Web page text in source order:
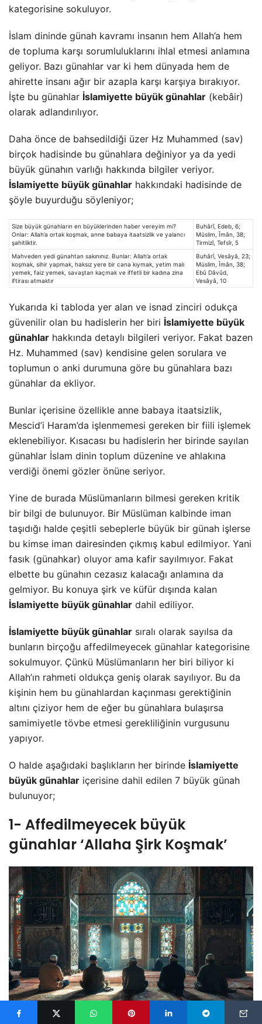
kategorisine sokuluyor.
İslam dininde günah kavramı insanın hem Allah’a hem
de topluma karşı sorumluluklarını ihlal etmesi anlamına
geliyor. Bazı günahlar var ki hem dünyada hem de
ahirette insanı ağır bir azapla karşı karşıya bırakıyor.
İşte bu günahlar İslamiyette büyük günahlar (kebâir)
olarak adlandırılıyor.
Daha önce de bahsedildiği üzer Hz Muhammed (sav)
birçok hadisinde bu günahlara değiniyor ya da yedi
büyük günahın varlığı hakkında bilgiler veriyor.
İslamiyette büyük günahlar hakkındaki hadisinde de
şöyle buyurduğu söyleniyor;
Size büyük günahların en büyüklerinden haber vereyim mi?
Onlar: Allah’a ortak koşmak, anne babaya itaatsizlik ve yalancı
şahitliktir.
Buhârî, Edeb, 6;
Müslim, Îmân, 38;
Tirmizî, Tefsîr, 5
Mahveden yedi günahtan sakınınız. Bunlar: Allah’a ortak
koşmak, sihir yapmak, haksız yere bir cana kıymak, yetim malı
yemek, faiz yemek, savaştan kaçmak ve iffetli bir kadına zina
iftirası atmaktır
Buhârî, Vesâyâ, 23;
Müslim, Îmân, 38;
Ebû Dâvûd,
Vesâyâ, 10
Yukarıda ki tabloda yer alan ve isnad zinciri odukça
güvenilir olan bu hadislerin her biri İslamiyette büyük
günahlar hakkında detaylı bilgileri veriyor. Fakat bazen
Hz. Muhammed (sav) kendisine gelen sorulara ve
toplumun o anki durumuna göre bu günahlara bazı
günahlar da ekliyor.
Bunlar içerisine özellikle anne babaya itaatsizlik,
Mescid’i Haram’da işlenmemesi gereken bir fiili işlemek
eklenebiliyor. Kısacası bu hadislerin her birinde sayılan
günahlar İslam dinin toplum düzenine ve ahlakına
verdiği önemi gözler önüne seriyor.
Yine de burada Müslümanların bilmesi gereken kritik
bir bilgi de bulunuyor. Bir Müslüman kalbinde iman
taşıdığı halde çeşitli sebeplerle büyük bir günah işlerse
bu kimse iman dairesinden çıkmış kabul edilmiyor. Yani
fasık (günahkar) oluyor ama kafir sayılmıyor. Fakat
elbette bu günahın cezasız kalacağı anlamına da
gelmiyor. Bu konuya şirk ve küfür dışında kalan
İslamiyette büyük günahlar dahil ediliyor.
İslamiyette büyük günahlar sıralı olarak sayılsa da
bunların birçoğu affedilmeyecek günahlar kategorisine
sokulmuyor. Çünkü Müslümanların her biri biliyor ki
Allah’ın rahmeti oldukça geniş olarak sayılıyor. Bu da
kişinin hem bu günahlardan kaçınması gerektiğinin
altını çiziyor hem de eğer bu günahlara bulaşırsa
samimiyetle tövbe etmesi gerekliliğinin vurgusunu
yapıyor.
O halde aşağıdaki başlıkların her birinde İslamiyette
büyük günahlar içerisine dahil edilen 7 büyük günah
bulunuyor;
1- Affedilmeyecek büyük
günahlar ‘Allaha Şirk Koşmak’